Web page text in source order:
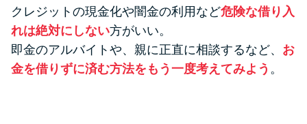
クレジットの現金化や闇金の利用など危険な借り入
れは絶対にしない方がいい。
即金のアルバイトや、親に正直に相談するなど、 お
金を借りずに済む方法をもう一度考えてみよう 。